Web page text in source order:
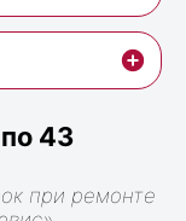
43
при ремонте